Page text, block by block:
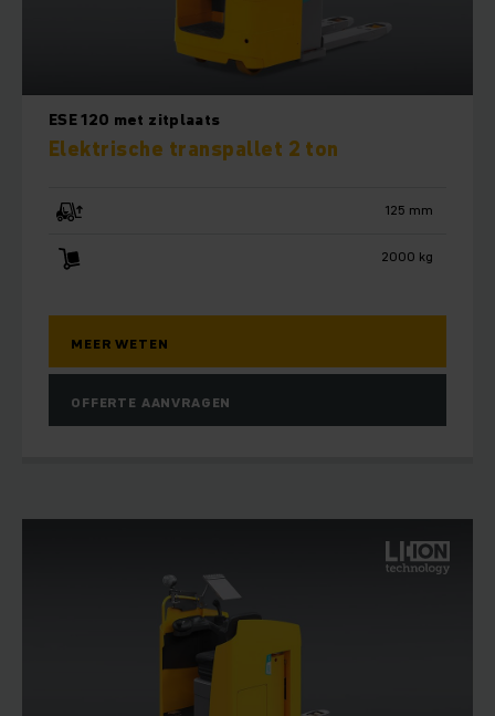
ESE 120 met zitplaats
Elektrische transpallet 2 ton
125 mm
2000 kg
MEER WETEN
OFFERTE AANVRAGEN